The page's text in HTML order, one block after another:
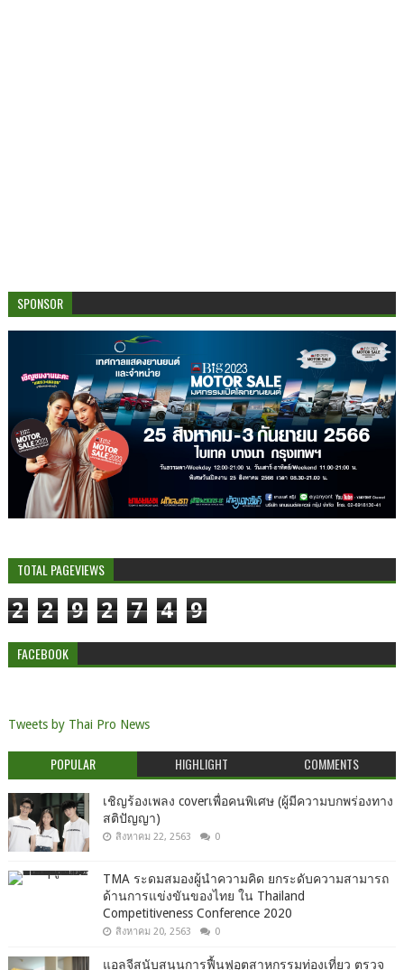
SPONSOR
TOTAL PAGEVIEWS
2 2 9 2 7 4 9
FACEBOOK
Tweets by Thai Pro News
POPULAR HIGHLIGHT COMMENTS
เชิญร้องเพลง coverเพื่อคนพิเศษ (ผู้มีความบกพร่องทาง
สติปัญญา)
สิงหาคม 22, 2563 0
TMA ระดมสมองผู้นำความคิด ยกระดับความสามารถ
ด้านการแข่งขันของไทย ใน Thailand
Competitiveness Conference 2020
สิงหาคม 20, 2563 0
แอลจีสนับสนุนการฟื้นฟูอุตสาหกรรมท่องเที่ยว ตรวจ